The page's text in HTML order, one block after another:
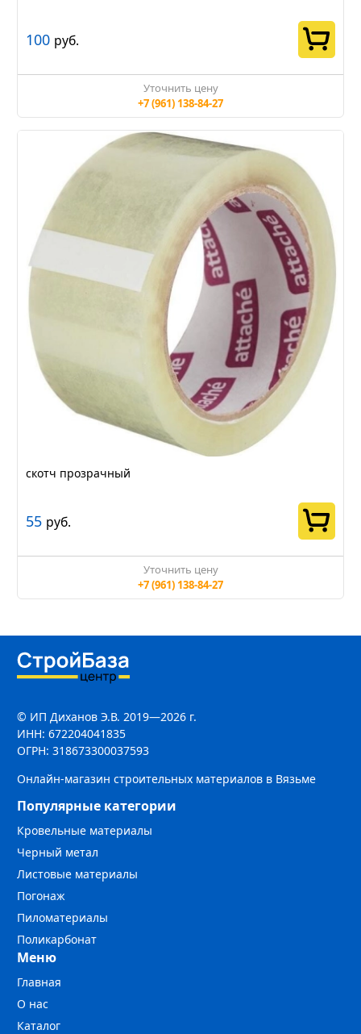
100 руб.
Уточнить цену
+7 (961) 138-84-27
скотч прозрачный
55 руб.
Уточнить цену
+7 (961) 138-84-27
© ИП Диханов Э.В. 2019—2026 г.
ИНН: 672204041835
ОГРН: 318673300037593
Онлайн-магазин строительных материалов в Вязьме
Популярные категории
Кровельные материалы
Черный метал
Листовые материалы
Погонаж
Пиломатериалы
Поликарбонат
Меню
Главная
О нас
Каталог